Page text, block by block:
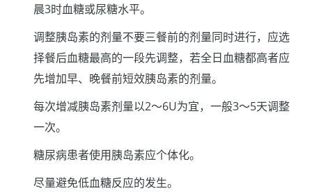
晨3时血糖或尿糖水平。
调整胰岛素的剂量不要三餐前的剂量同时进行，应选
择餐后血糖最高的一段先调整，若全日血糖都高者应
先增加早、晚餐前短效胰岛素的剂量。
每次增减胰岛素剂量以2～6U为宜，一般3～5天调整
一次。
糖尿病患者使用胰岛素应个体化。
尽量避免低血糖反应的发生。